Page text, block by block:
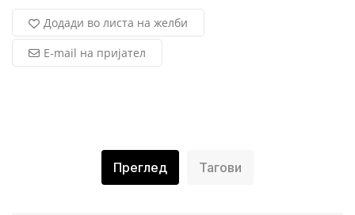
Додади во листа на желби
E-mail на пријател
Преглед Тагови